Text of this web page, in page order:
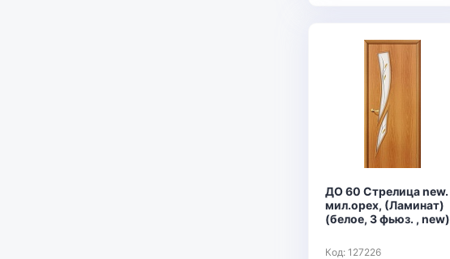
ДО 60 Стрелица new.
мил.орех, (Ламинат)
(белое, 3 фьюз. , new)
Код: 127226